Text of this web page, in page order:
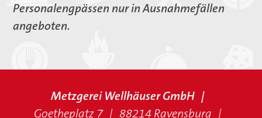
Personalengpässen nur in Ausnahmefällen
angeboten.
Metzgerei Wellhäuser GmbH
Goetheplatz 7
88214 Ravensburg